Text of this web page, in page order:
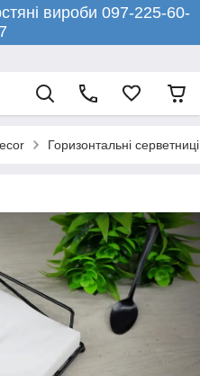
вироби 097-225-60-
Горизонтальні серветниці